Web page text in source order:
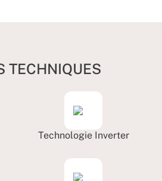
TECHNIQUES
Technologie Inverter